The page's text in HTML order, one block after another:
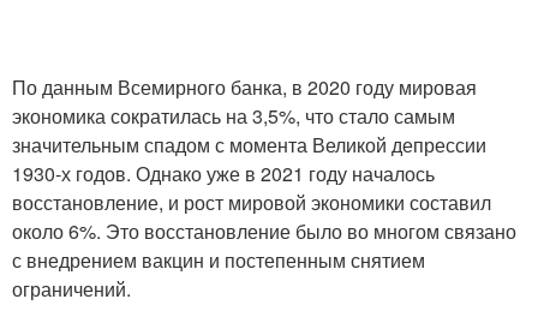
По данным Всемирного банка, в 2020 году мировая
экономика сократилась на 3,5%, что стало самым
значительным спадом с момента Великой депрессии
1930-х годов. Однако уже в 2021 году началось
восстановление, и рост мировой экономики составил
около 6%. Это восстановление было во многом связано
с внедрением вакцин и постепенным снятием
ограничений.